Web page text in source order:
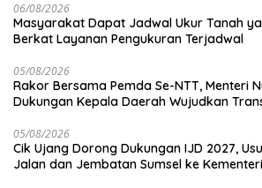
06/08/2026
Masyarakat Dapat Jadwal Ukur Tanah
Berkat Layanan Pengukuran Terjadwal
05/08/2026
Rakor Bersama Pemda Se-NTT, Menteri
Dukungan Kepala Daerah Wujudkan
05/08/2026
Cik Ujang Dorong Dukungan IJD 2027,
Jalan dan Jembatan Sumsel ke